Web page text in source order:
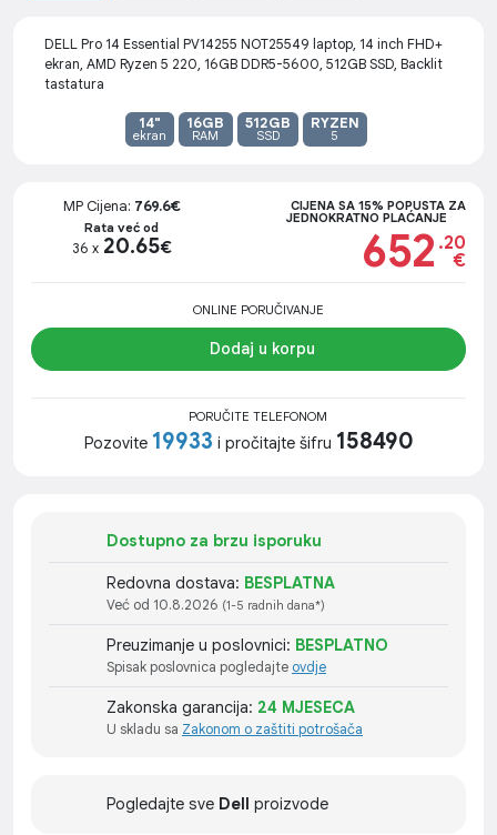
DELL Pro 14 Essential PV14255 NOT25549 laptop, 14 inch FHD+
ekran, AMD Ryzen 5 220, 16GB DDR5-5600, 512GB SSD, Backlit
tastatura
14"
ekran
16GB
RAM
512GB
SSD
RYZEN
5
MP Cijena: 769.6€
Rata već od
36 x 20.65€
CIJENA SA 15% POPUSTA ZA
JEDNOKRATNO PLAĆANJE
652 .20
€
ONLINE PORUČIVANJE
Dodaj u korpu
PORUČITE TELEFONOM
Pozovite 19933 i pročitajte šifru 158490
Dostupno za brzu isporuku
Redovna dostava: BESPLATNA
Već od 10.8.2026 (1-5 radnih dana*)
Preuzimanje u poslovnici: BESPLATNO
Spisak poslovnica pogledajte ovdje
Zakonska garancija: 24 MJESECA
U skladu sa Zakonom o zaštiti potrošača
Pogledajte sve Dell proizvode